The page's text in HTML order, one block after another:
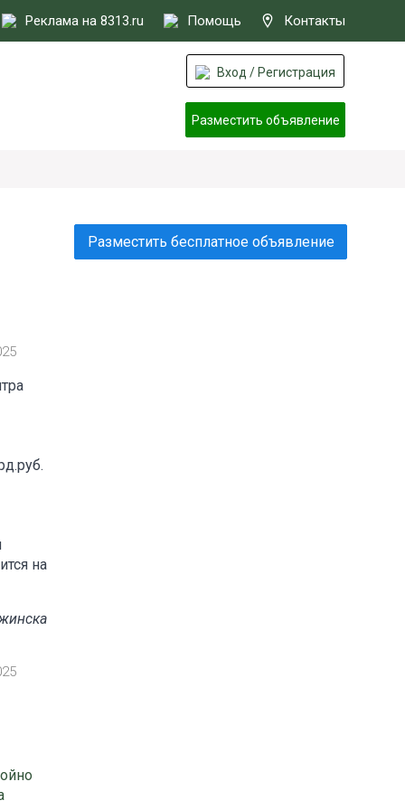
Реклама на 8313.ru Помощь Контакты
Вход / Регистрация
Разместить объявление
на
Разместить бесплатное объявление